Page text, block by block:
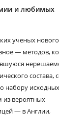
и любимых
ученых нового
— методов,
состава,
набору исходных
из вероятных
— в Англии,